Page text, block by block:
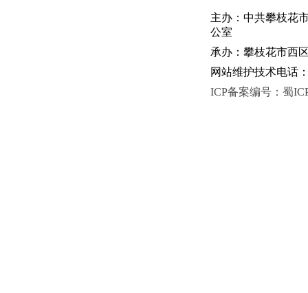
主办：中共攀枝
公室
承办：攀枝花市西
网站维护技术电话
ICP备案编号：蜀